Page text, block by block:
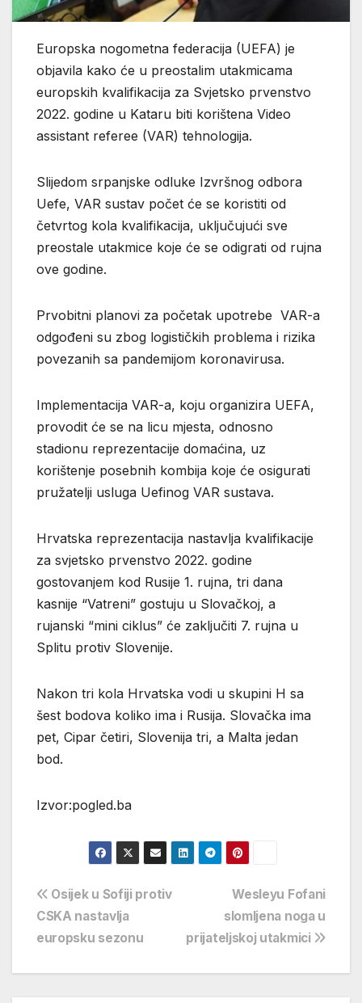
Europska nogometna federacija (UEFA) je
objavila kako će u preostalim utakmicama
europskih kvalifikacija za Svjetsko prvenstvo
2022. godine u Kataru biti korištena Video
assistant referee (VAR) tehnologija.
Slijedom srpanjske odluke Izvršnog odbora
Uefe, VAR sustav počet će se koristiti od
četvrtog kola kvalifikacija, uključujući sve
preostale utakmice koje će se odigrati od rujna
ove godine.
Prvobitni planovi za početak upotrebe VAR-a
odgođeni su zbog logističkih problema i rizika
povezanih sa pandemijom koronavirusa.
Implementacija VAR-a, koju organizira UEFA,
provodit će se na licu mjesta, odnosno
stadionu reprezentacije domaćina, uz
korištenje posebnih kombija koje će osigurati
pružatelji usluga Uefinog VAR sustava.
Hrvatska reprezentacija nastavlja kvalifikacije
za svjetsko prvenstvo 2022. godine
gostovanjem kod Rusije 1. rujna, tri dana
kasnije “Vatreni” gostuju u Slovačkoj, a
rujanski “mini ciklus” će zaključiti 7. rujna u
Splitu protiv Slovenije.
Nakon tri kola Hrvatska vodi u skupini H sa
šest bodova koliko ima i Rusija. Slovačka ima
pet, Cipar četiri, Slovenija tri, a Malta jedan
bod.
Izvor:pogled.ba
Navigacija
objava
Wesleyu Fofani
slomljena noga u
prijateljskoj utakmici
Osijek u Sofiji protiv
CSKA nastavlja
europsku sezonu